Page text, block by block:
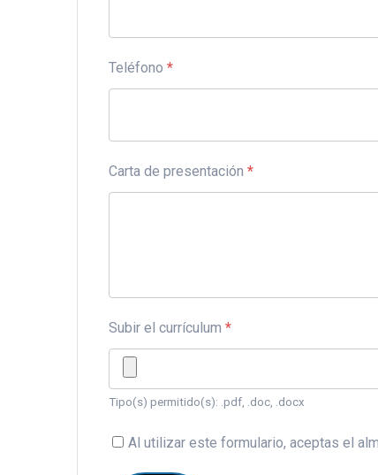
Teléfono *
Carta de presentación *
Subir el currículum *
Tipo(s) permitido(s): .pdf, .doc, .docx
Al utilizar este formulario, aceptas el